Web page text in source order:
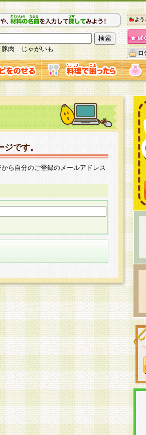
肉 じゃがいも
よう
です。
ら自分のご登録のメールアドレス